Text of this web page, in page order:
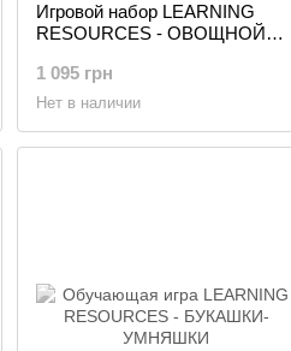
Игровой набор LEARNING
RESOURCES - ОВОЩНОЙ
1 095 грн
Нет в наличии